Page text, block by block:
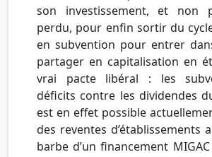
son investissement, et non
perdu, pour enfin sortir du
en subvention pour entrer
partager en capitalisation en
vrai pacte libéral : les
déficits contre les dividendes
est en effet possible
des reventes d’établissements
barbe d’un financement